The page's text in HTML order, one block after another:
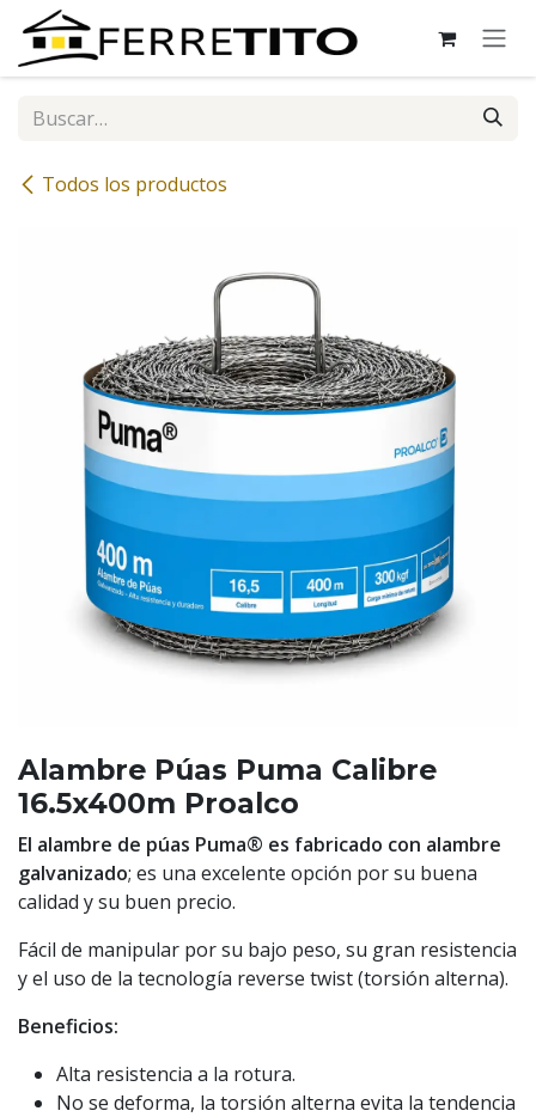
Ir al contenido
Todos los productos
Alambre Púas Puma Calibre
16.5x400m Proalco
El alambre de púas Puma® es fabricado con alambre
galvanizado; es una excelente opción por su buena
calidad y su buen precio.
Fácil de manipular por su bajo peso, su gran resistencia
y el uso de la tecnología reverse twist (torsión alterna).
Beneficios:
Alta resistencia a la rotura.
No se deforma, la torsión alterna evita la tendencia